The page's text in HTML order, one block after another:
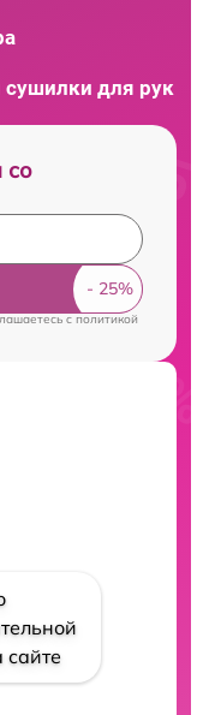
сушилки для рук
со
cполитикой
сайте